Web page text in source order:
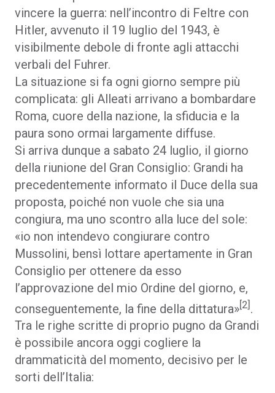
vincere la guerra: nell’incontro di Feltre con
Hitler, avvenuto il 19 luglio del 1943, è
visibilmente debole di fronte agli attacchi
verbali del Fuhrer.
La situazione si fa ogni giorno sempre più
complicata: gli Alleati arrivano a bombardare
Roma, cuore della nazione, la sfiducia e la
paura sono ormai largamente diffuse.
Si arriva dunque a sabato 24 luglio, il giorno
della riunione del Gran Consiglio: Grandi ha
precedentemente informato il Duce della sua
proposta, poiché non vuole che sia una
congiura, ma uno scontro alla luce del sole:
«io non intendevo congiurare contro
Mussolini, bensì lottare apertamente in Gran
Consiglio per ottenere da esso
l’approvazione del mio Ordine del giorno, e,
conseguentemente, la fine della dittatura»[2] .
Tra le righe scritte di proprio pugno da Grandi
è possibile ancora oggi cogliere la
drammaticità del momento, decisivo per le
sorti dell’Italia: